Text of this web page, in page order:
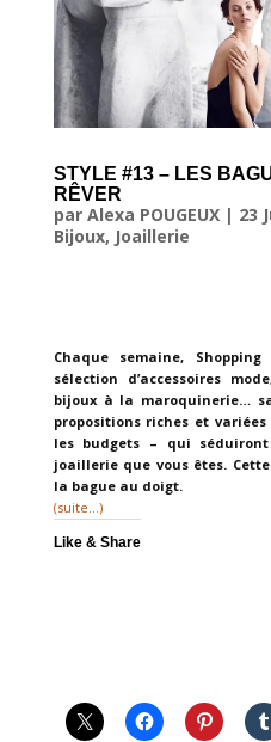
STYLE #13 – LES
RÊVER
par Alexa POUGEUX| 23
Bijoux, Joaillerie
Chaque semaine,
sélection d’accessoires
bijoux à la maroquinerie…
propositions riches et
les budgets – qui
joaillerie que vous êtes.
la bague au doigt.
(suite…)
Like & Share